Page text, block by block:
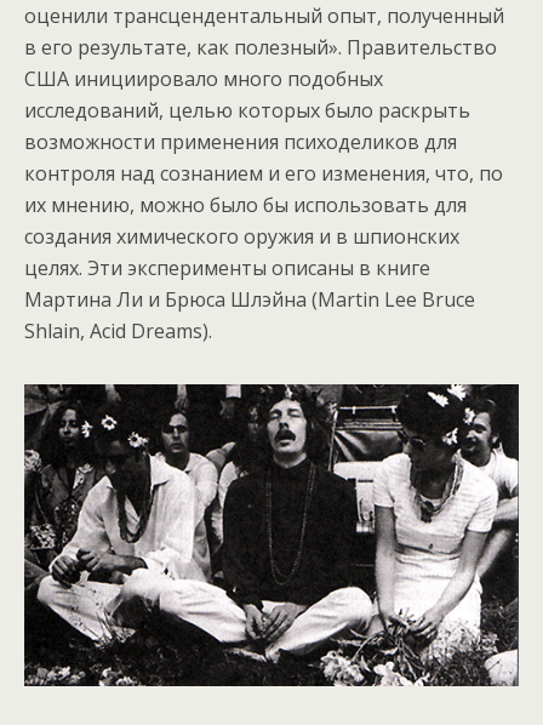
оценили трансцендентальный опыт, полученный
в его результате, как полезный». Правительство
США инициировало много подобных
исследований, целью которых было раскрыть
возможности применения психоделиков для
контроля над сознанием и его изменения, что, по
их мнению, можно было бы использовать для
создания химического оружия и в шпионских
целях. Эти эксперименты описаны в книге
Мартина Ли и Брюса Шлэйна (Martin Lee Bruce
Shlain, Acid Dreams).